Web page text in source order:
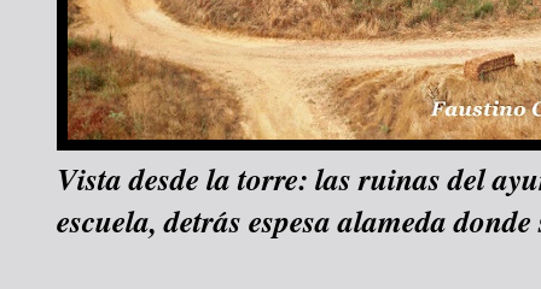
Vista desde la torre: las ruinas del
escuela, detrás espesa alameda